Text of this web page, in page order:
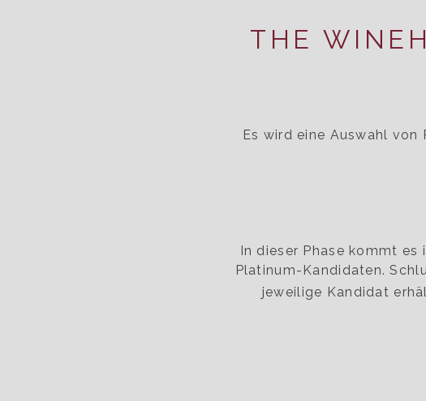
THE
Es wird eine Auswahl
In dieser Phase kommt es
Platinum-Kandidaten.
jeweilige Kandidat